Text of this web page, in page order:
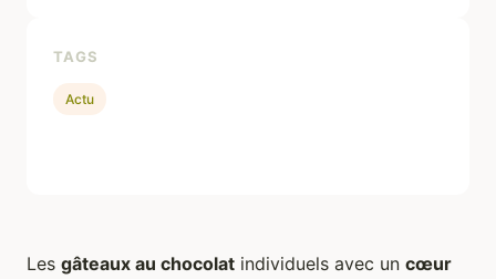
Les gâteaux au chocolat individuels avec un cœur
TAGS
Actu